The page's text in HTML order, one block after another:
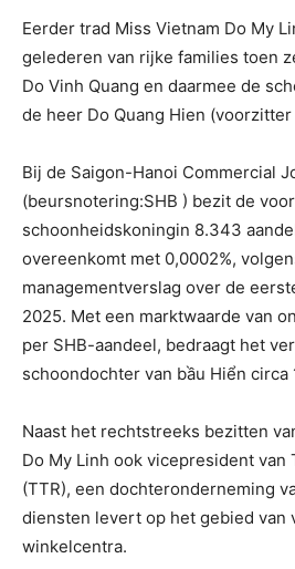
Eerder trad Miss Vietnam Do My
gelederen van rijke families toen
Do Vinh Quang en daarmee de
de heer Do Quang Hien (voorzitter
Bij de Saigon-Hanoi Commercial
(beursnotering:SHB ) bezit de
schoonheidskoningin 8.343
overeenkomt met 0,0002%,
managementverslag over de
2025. Met een marktwaarde van
per SHB-aandeel, bedraagt ​​het
schoondochter van bầu Hiển circa
Naast het rechtstreeks bezitten
Do My Linh ook vicepresident van
(TTR), een dochteronderneming
diensten levert op het gebied van
winkelcentra.